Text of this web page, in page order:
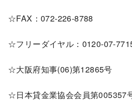
☆FAX：072-226-8788
☆フリーダイヤル：0120-07-
☆大阪府知事(06)第12865号
☆日本貸金業協会会員第005357